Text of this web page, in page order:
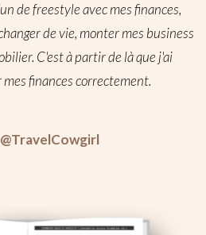
de freestyle avec mes finances,
de vie, monter mes business
C'est à partir de là que j'ai
mes finances correctement.